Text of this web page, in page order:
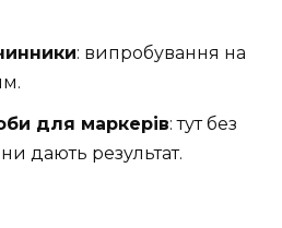
: випробування на
для маркерів: тут без
дають результат.